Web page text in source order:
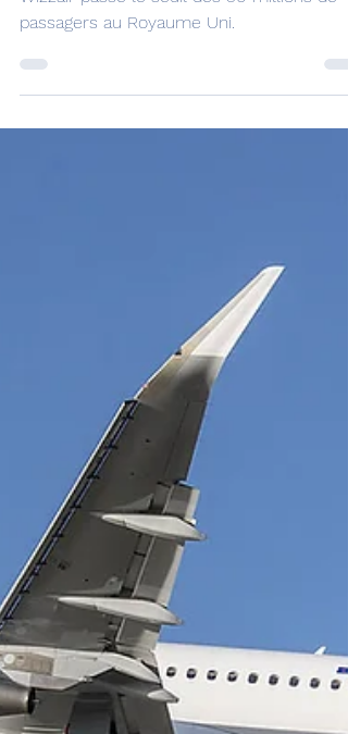
au Royaume Uni.
Wizzair passe le seuil des 90 millions de